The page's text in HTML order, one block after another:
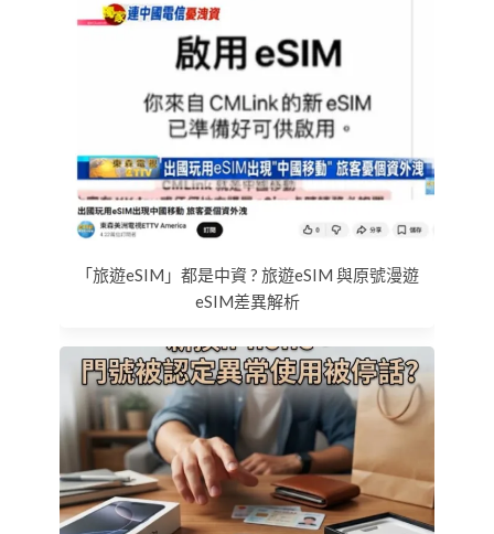
「旅遊eSIM」都是中資 ? 旅遊eSIM 與原號漫遊
eSIM差異解析